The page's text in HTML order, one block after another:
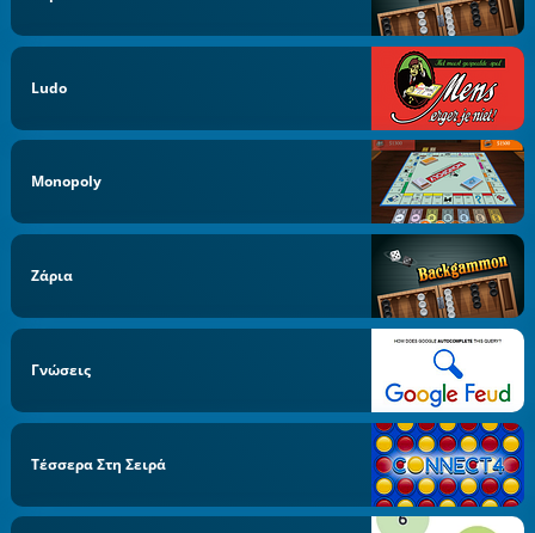
Ludo
Monopoly
Ζάρια
Γνώσεις
Τέσσερα Στη Σειρά